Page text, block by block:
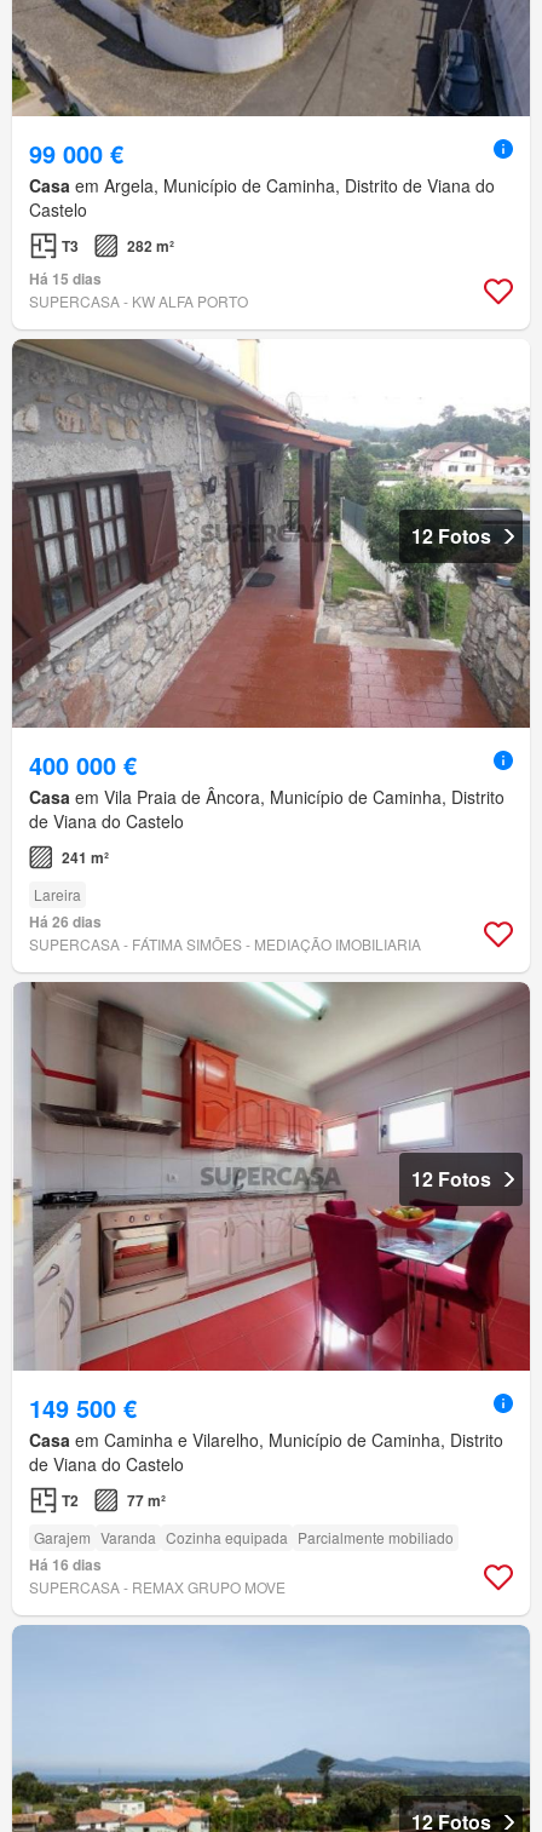
99 000 €
Casa em Argela, Município de Caminha, Distrito de Viana do
Castelo
T3
282 m²
Há 15 dias
SUPERCASA - KW ALFA PORTO
12 Fotos
400 000 €
Casa em Vila Praia de Âncora, Município de Caminha, Distrito
de Viana do Castelo
241 m²
Lareira
Há 26 dias
SUPERCASA - FÁTIMA SIMÕES - MEDIAÇÃO IMOBILIARIA
12 Fotos
149 500 €
Casa em Caminha e Vilarelho, Município de Caminha, Distrito
de Viana do Castelo
T2 77 m²
Garajem Varanda Cozinha equipada Parcialmente mobiliado
Há 16 dias
SUPERCASA - REMAX GRUPO MOVE
12 Fotos